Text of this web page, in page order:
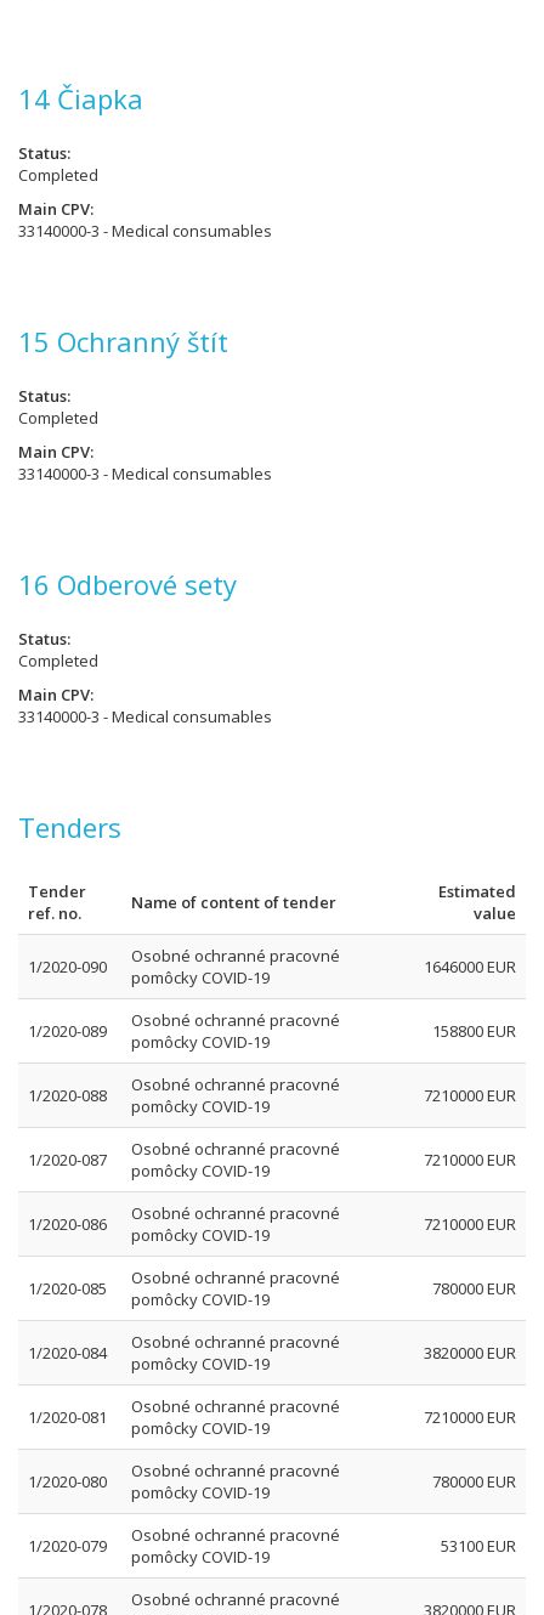
14 Čiapka
Status
Completed
Main CPV
33140000-3 - Medical consumables
15 Ochranný štít
Status
Completed
Main CPV
33140000-3 - Medical consumables
16 Odberové sety
Status
Completed
Main CPV
33140000-3 - Medical consumables
Tenders
Tender
ref. no.
Name of content of tender
Estimated
value
1/2020-090
Osobné ochranné pracovné
pomôcky COVID-19
1646000 EUR
1/2020-089
Osobné ochranné pracovné
pomôcky COVID-19
158800 EUR
1/2020-088
Osobné ochranné pracovné
pomôcky COVID-19
7210000 EUR
1/2020-087
Osobné ochranné pracovné
pomôcky COVID-19
7210000 EUR
1/2020-086
Osobné ochranné pracovné
pomôcky COVID-19
7210000 EUR
1/2020-085
Osobné ochranné pracovné
pomôcky COVID-19
780000 EUR
1/2020-084
Osobné ochranné pracovné
pomôcky COVID-19
3820000 EUR
1/2020-081
Osobné ochranné pracovné
pomôcky COVID-19
7210000 EUR
1/2020-080
Osobné ochranné pracovné
pomôcky COVID-19
780000 EUR
1/2020-079
Osobné ochranné pracovné
pomôcky COVID-19
53100 EUR
1/2020-078
Osobné ochranné pracovné
3820000 EUR